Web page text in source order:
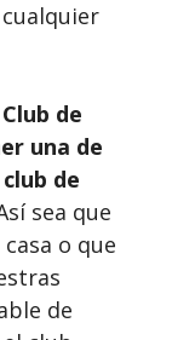
de
una de
de
sea que
o que
de